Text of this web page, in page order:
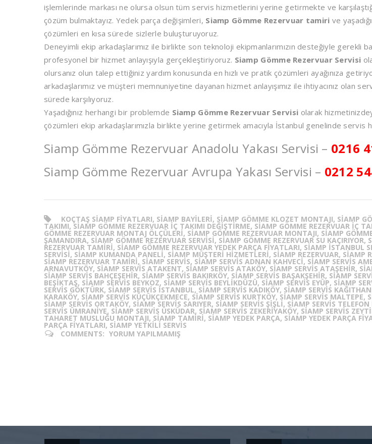
işlemlerinde markası ne olursa olsun tüm servis hizmetlerini yerine getirmekte ve
çözüm bulmaktayız. Yedek parça değişimleri, Siamp Gömme Rezervuar tamiri ve
çözümleri en kısa sürede sizlerle buluşturuyoruz.
Deneyimli ekip arkadaşlarımız ile birlikte son teknoloji ekipmanlarımızın desteğiyle gerekli
profesyonel bir hizmet anlayışıyla gerçekleştiriyoruz. Siamp Gömme Rezervuar Servisi
olursanız olun talep ettiğiniz yardım konusunda en hızlı ve pratik çözümleri ayağınıza
arkadaşlarımız ve müşteri memnuniyetine dayanan hizmet anlayışımız ile ihtiyacınız olan
sürede karşılıyoruz.
Yaşadığınız herhangi bir problemde Siamp Gömme Rezervuar Servisi olarak
çözümleri ekip arkadaşlarımızla birlikte yerine getirmek amacıyla İstanbul genelinde servis
Siamp Gömme Rezervuar Anadolu Yakası Servisi – 0216
Siamp Gömme Rezervuar Avrupa Yakası Servisi – 0212
KOÇTAŞ SIAMP FIYATLARI, SIAMP BAYILERI, SIAMP GÖMME KLOZET MONTAJI, SIAMP
TAKIMI, SIAMP GÖMME REZERVUAR İÇ TAKIMI DEĞIŞTIRME, SIAMP GÖMME REZERVUAR İÇ
GÖMME REZERVUAR MONTAJ ÖLÇÜLERI, SIAMP GÖMME REZERVUAR MONTAJI, SIAMP
ŞAMANDIRA, SIAMP GÖMME REZERVUAR SERVISI, SIAMP GÖMME REZERVUAR SU KAÇIRIYOR,
REZERVUAR TAMIRI, SIAMP GÖMME REZERVUAR YEDEK PARÇA FIYATLARI, SIAMP ISTANBUL
SERVISI, SIAMP KUMANDA PANELI, SIAMP MÜŞTERI HIZMETLERI, SIAMP REZERVUAR, SIAMP
SIAMP REZERVUAR TAMIRI, SIAMP SERVIS, SIAMP SERVIS ADNAN KAHVECI, SIAMP SERVIS
ARNAVUTKÖY, SIAMP SERVIS ATAKENT, SIAMP SERVIS ATAKÖY, SIAMP SERVIS ATAŞEHIR,
SIAMP SERVIS BAHÇEŞEHIR, SIAMP SERVIS BAKIRKÖY, SIAMP SERVIS BAŞAKŞEHIR, SIAMP
BEŞIKTAŞ, SIAMP SERVIS BEYKOZ, SIAMP SERVIS BEYLIKDÜZÜ, SIAMP SERVIS EYÜP, SIAMP
SERVIS GÖKTÜRK, SIAMP SERVIS ISTANBUL, SIAMP SERVIS KADIKÖY, SIAMP SERVIS
KARAKÖY, SIAMP SERVIS KÜÇÜKÇEKMECE, SIAMP SERVIS KURTKÖY, SIAMP SERVIS MALTEPE,
SIAMP SERVIS ORTAKÖY, SIAMP SERVIS SARIYER, SIAMP SERVIS ŞIŞLI, SIAMP SERVIS
SERVIS ÜMRANIYE, SIAMP SERVIS ÜSKÜDAR, SIAMP SERVIS ZEKERIYAKÖY, SIAMP SERVIS
TAHARET MUSLUĞU MONTAJI, SIAMP TAMIRI, SIAMP YEDEK PARÇA, SIAMP YEDEK PARÇA
PARÇA FIYATLARI, SIAMP YETKILI SERVIS
COMMENTS: YORUM YAPILMAMIŞ